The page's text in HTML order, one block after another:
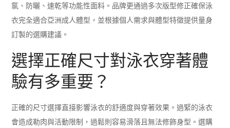
氯、防曬、速乾等功能性面料。品牌更通過多次版型修正確保泳
衣完全適合亞洲成人體型，並根據個人需求與體型特徵提供量身
訂製的選購建議。
選擇正確尺寸對泳衣穿著體
驗有多重要？
正確的尺寸選擇直接影響泳衣的舒適度與穿著效果。過緊的泳衣
會造成勒肉與活動限制，過鬆則容易滑落且無法修飾身型。選購